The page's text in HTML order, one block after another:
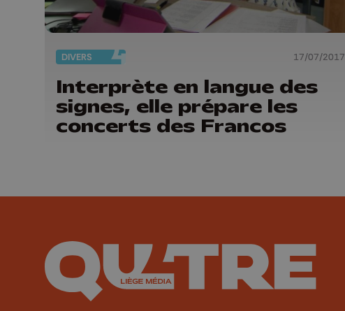
DIVERS 17/07/2017
Interprète en langue des
signes, elle prépare les
concerts des Francos